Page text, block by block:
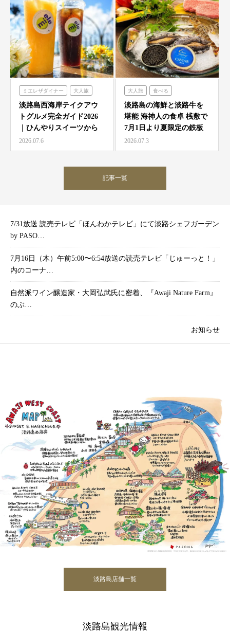
ミエレザダイナー 大人旅
家族旅 食べる
ハローキティスマイル
ミエレザガーデン
ハローキティショーボックス
淡路島西海岸テイクアウ
トグルメ完全ガイド2026
｜ひんやりスイーツから
絶品グルメまで徹底紹…
2026.07.6
大人旅 食べる
海神人の食卓
淡路島の海鮮と淡路牛を
堪能 海神人の食卓 桟敷で
7月1日より夏限定の鉄板
焼きコース4種が登…
2026.07.3
記事一覧
7/31放送 読売テレビ「ほんわかテレビ」にて淡路シェフガーデン
by PASO…
7月16日（木）午前5:00〜6:54放送の読売テレビ「じゅーっと！」
内のコーナ…
自然派ワイン醸造家・大岡弘武氏に密着、『Awaji Nature Farm』
のぶ…
お知らせ
淡路島店舗一覧
淡路島観光情報